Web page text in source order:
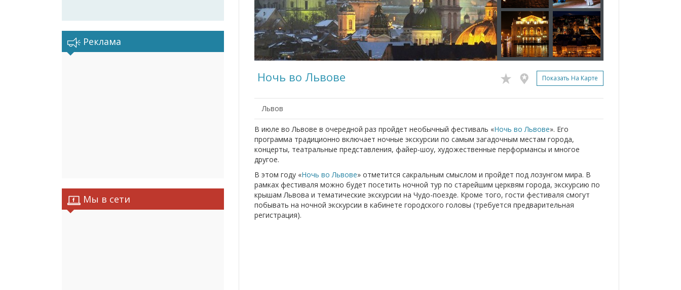
Реклама
Мы в сети
Ночь во Львове Показать На Карте
Львов
В июле во Львове в очередной раз пройдет необычный фестиваль «Ночь во Львове». Его
программа традиционно включает ночные экскурсии по самым загадочным местам города,
концерты, театральные представления, файер-шоу, художественные перформансы и многое
другое.
В этом году «Ночь во Львове» отметится сакральным смыслом и пройдет под лозунгом мира. В
рамках фестиваля можно будет посетить ночной тур по старейшим церквям города, экскурсию по
крышам Львова и тематические экскурсии на Чудо-поезде. Кроме того, гости фестиваля смогут
побывать на ночной экскурсии в кабинете городского головы (требуется предварительная
регистрация).